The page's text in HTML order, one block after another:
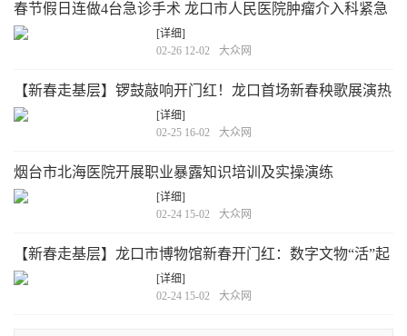
春节假日连做4台急诊手术 龙口市人民医院肿瘤介入科紧急
救治显担当
[详细]
02-26 12-02
大众网
【新春走基层】锣鼓敲响开门红！龙口首场新春秧歌展演热
辣开扭
[详细]
02-25 16-02
大众网
烟台市北海医院开展职业暴露知识培训及实操演练
[详细]
02-24 15-02
大众网
【新春走基层】龙口市博物馆新春开门红：数字文物“活”起
来 文创年货“火”起来
[详细]
02-24 15-02
大众网